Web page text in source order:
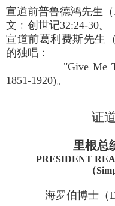
宣道前普鲁德鸿先生
文﹕创世记32:24-30。
宣道前葛利费斯先生
的独唱﹕
"Give Me
1851-1920)。
证
里根总
PRESIDENT
（
海罗伯博士（